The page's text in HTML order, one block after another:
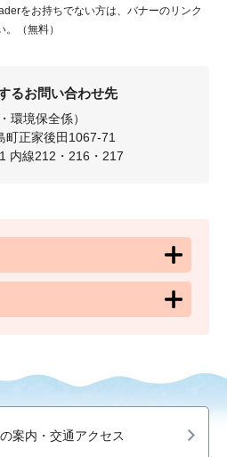
をお持ちでない方は、バナーのリンク
（無料）
るお問い合わせ先
環境保全係）
町正家後田1067-71
内線212・216・217
案内・交通アクセス